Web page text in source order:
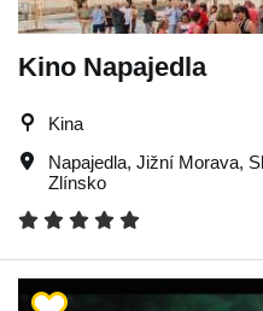
Kino Napajedla
Kina
Napajedla, Jižní Morava,
Zlínsko